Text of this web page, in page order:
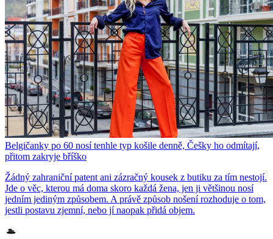
Belgičanky po 60 nosí tenhle typ košile denně, Češky ho odmítají,
přitom zakryje bříško
Žádný zahraniční patent ani zázračný kousek z butiku za tím nestojí.
Jde o věc, kterou má doma skoro každá žena, jen ji většinou nosí
jedním jediným způsobem. A právě způsob nošení rozhoduje o tom,
jestli postavu zjemní, nebo jí naopak přidá objem.